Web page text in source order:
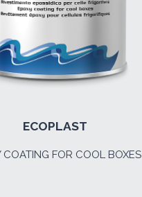
ECOPLAST
COATING FOR COOL BOXES